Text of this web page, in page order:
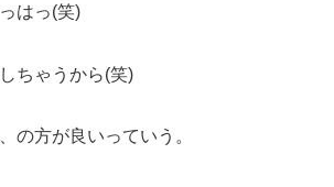
はっ(笑)
ちゃうから(笑)
の方が良いっていう。